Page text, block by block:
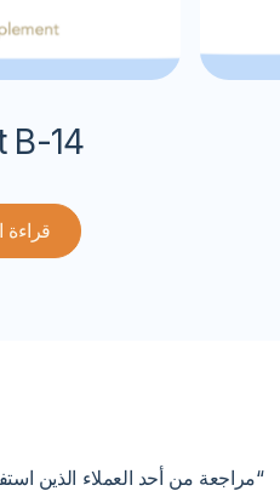
B-14
قراءة
“مراجعة من أحد العملاء الذين